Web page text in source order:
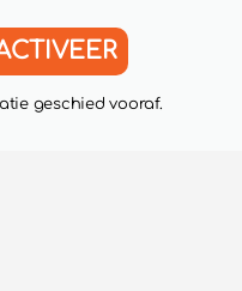
geschied vooraf.